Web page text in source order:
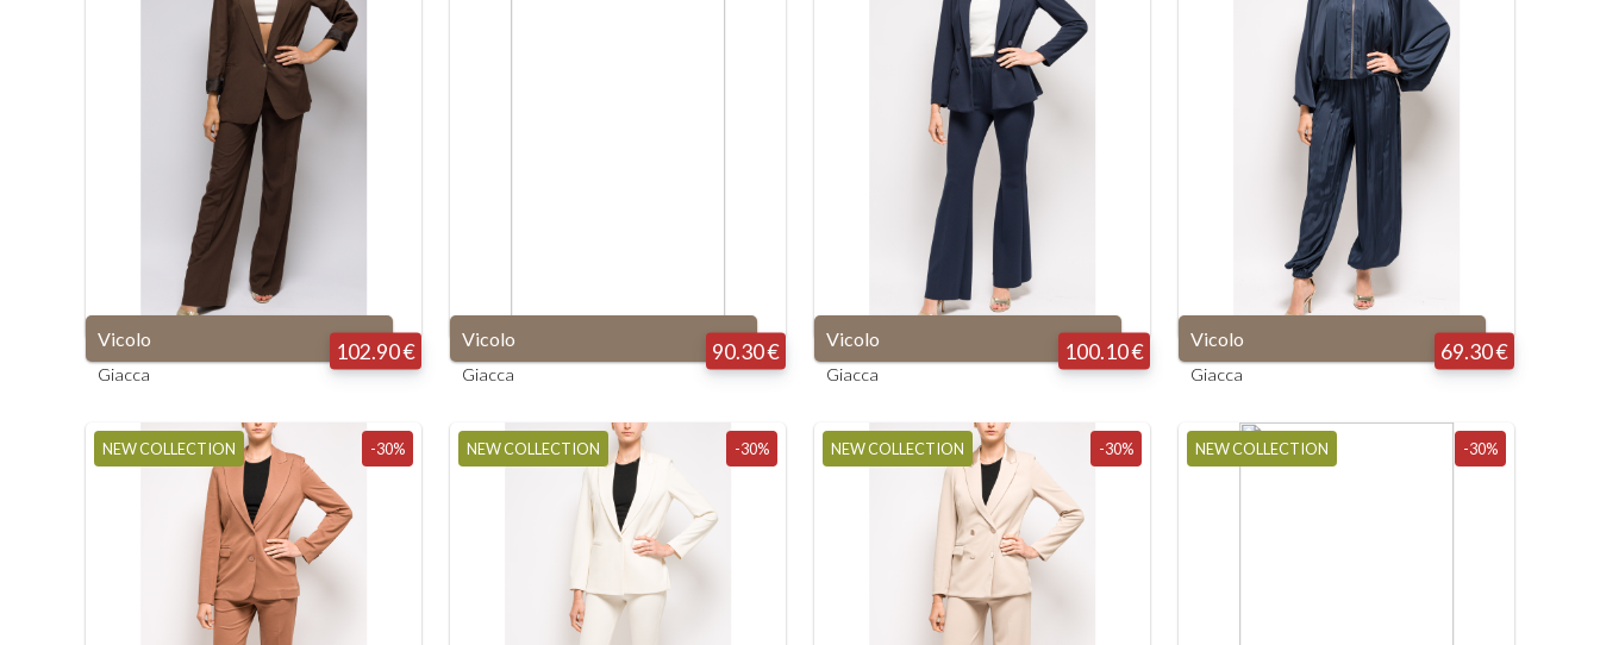
Patrizia Pepe
Vicolo
Giacca
102.90 €
Vicolo
Giacca
90.30 €
Vicolo
Giacca
100.10 €
Vicolo
Giacca
69.30 €
-30%
NEW COLLECTION -30%
NEW COLLECTION -30%
NEW COLLECTION -30%
NEW COLLECTION